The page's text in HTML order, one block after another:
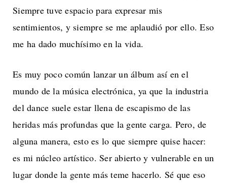
Siempre tuve espacio para expresar mis
sentimientos, y siempre se me aplaudió por ello. Eso
me ha dado muchísimo en la vida.
Es muy poco común lanzar un álbum así en el
mundo de la música electrónica, ya que la industria
del dance suele estar llena de escapismo de las
heridas más profundas que la gente carga. Pero, de
alguna manera, esto es lo que siempre quise hacer:
es mi núcleo artístico. Ser abierto y vulnerable en un
lugar donde la gente más teme hacerlo. Sé que eso